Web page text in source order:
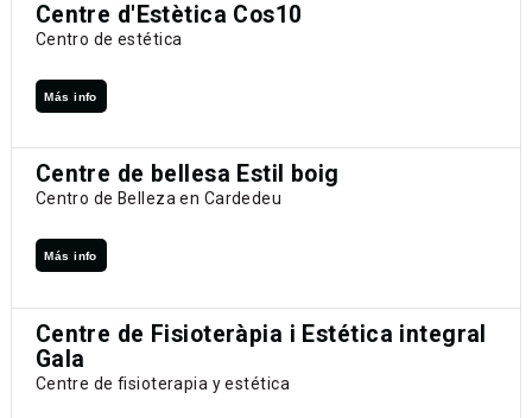
Centre d'Estètica Cos10
Centro de estética
Más info
Centre de bellesa Estil boig
Centro de Belleza en Cardedeu
Más info
Centre de Fisioteràpia i Estética integral
Gala
Centre de fisioterapia y estética